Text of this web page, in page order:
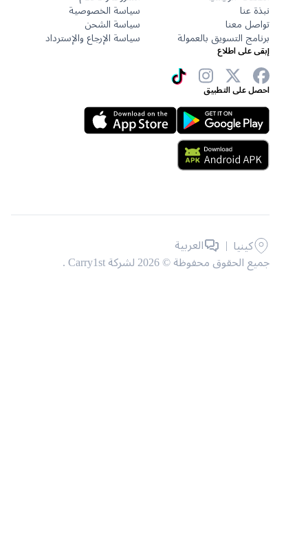
نبذة عنا
تواصل معنا
برنامج التسويق بالعمولة
سياسة الخصوصية
سياسة الشحن
سياسة الإرجاع والإسترداد
إبقى على اطلاع
احصل على التطبيق
جميع الحقوق محفوظة © 2026 لشركة Carry1st .
كينيا | العربية